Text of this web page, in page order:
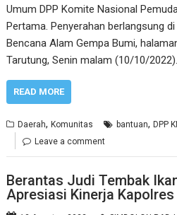
Umum DPP Komite Nasional
Pertama. Penyerahan berlangsung
Bencana Alam Gempa Bumi,
Tarutung, Senin malam (10/10/
READ MORE
Daerah,Komunitas bantuan,DPP
Leave a comment
Berantas Judi Tembak
Apresiasi Kinerja